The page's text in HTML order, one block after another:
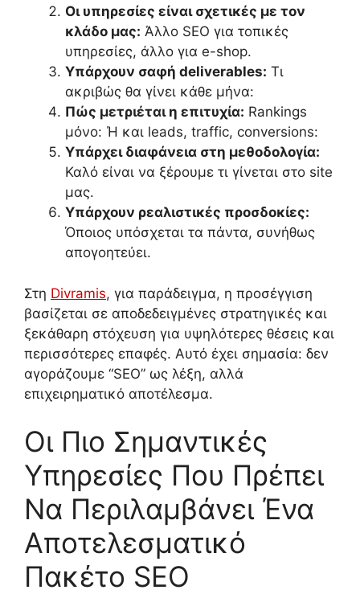
Οι υπηρεσίες είναι σχετικές με τον
κλάδο μας: Άλλο SEO για τοπικές
υπηρεσίες, άλλο για e-shop.
Υπάρχουν σαφή deliverables: Τι
ακριβώς θα γίνει κάθε μήνα:
Πώς μετριέται η επιτυχία: Rankings
μόνο: Ή και leads, traffic, conversions:
Υπάρχει διαφάνεια στη μεθοδολογία:
Καλό είναι να ξέρουμε τι γίνεται στο site
μας.
Υπάρχουν ρεαλιστικές προσδοκίες:
Όποιος υπόσχεται τα πάντα, συνήθως
απογοητεύει.
Στη Divramis, για παράδειγμα, η προσέγγιση
βασίζεται σε αποδεδειγμένες στρατηγικές και
ξεκάθαρη στόχευση για υψηλότερες θέσεις και
περισσότερες επαφές. Αυτό έχει σημασία: δεν
αγοράζουμε “SEO” ως λέξη, αλλά
επιχειρηματικό αποτέλεσμα.
Οι Πιο Σημαντικές
Υπηρεσίες Που Πρέπει
Να Περιλαμβάνει Ένα
Αποτελεσματικό
Πακέτο SEO